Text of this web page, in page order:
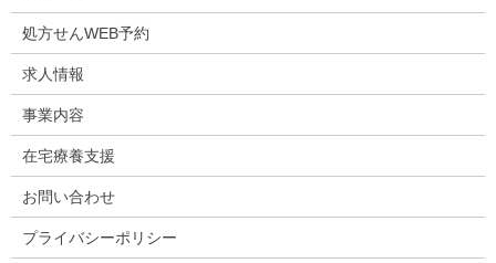
処方せんWEB予約
求人情報
事業内容
在宅療養支援
お問い合わせ
プライバシーポリシー